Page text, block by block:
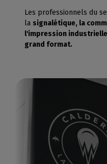
Les professionnels du
la signalétique, la
l'impression
grand format.